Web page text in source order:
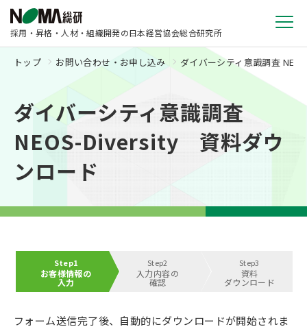
採用・昇格・人材・組織開発の日本経営協会総合研究所
トップ お問い合わせ・お申し込み ダイバーシティ意識調査
ダイバーシティ意識調査
NEOS-Diversity 資料ダウ
ンロード
Step1
お客様情報の
入力
Step2
入力内容の
確認
Step3
資料
ダウンロード
フォーム送信完了後、自動的にダウンロードが開始されま